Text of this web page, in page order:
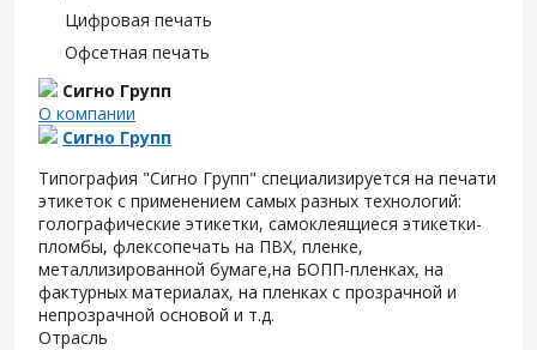
Цифровая печать
Офсетная печать
Сигно Групп
О компании
Сигно Групп
Типография "Сигно Групп" специализируется на печати
этикеток с применением самых разных технологий:
голографические этикетки, самоклеящиеся этикетки-
пломбы, флексопечать на ПВХ, пленке,
металлизированной бумаге,на БОПП-пленках, на
фактурных материалах, на пленках с прозрачной и
непрозрачной основой и т.д.
Отрасль